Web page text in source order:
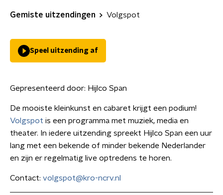
Gemiste uitzendingen Volgspot
Speel uitzending af
Gepresenteerd door: Hijlco Span
De mooiste kleinkunst en cabaret krijgt een podium!
Volgspot is een programma met muziek, media en
theater. In iedere uitzending spreekt Hijlco Span een uur
lang met een bekende of minder bekende Nederlander
en zijn er regelmatig live optredens te horen.
Contact: volgspot@kro-ncrv.nl